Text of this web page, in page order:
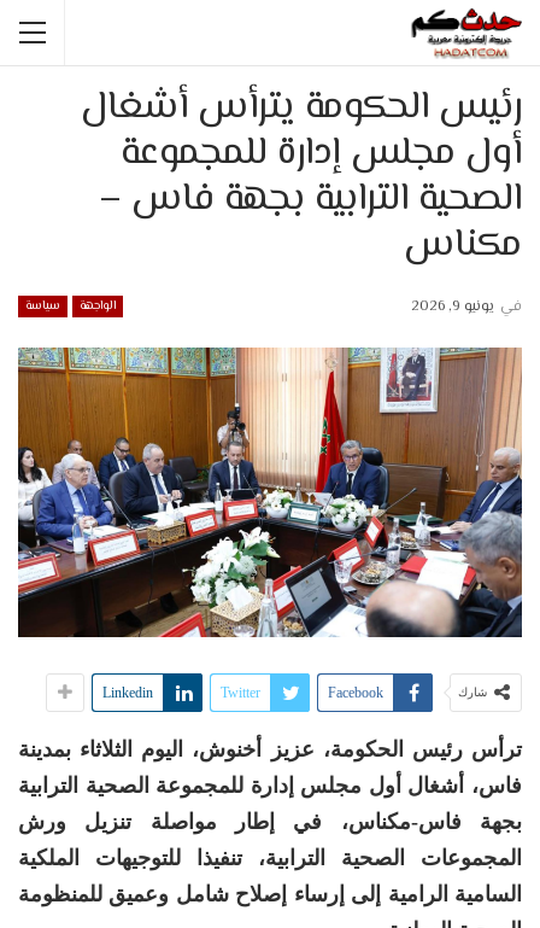
رئيس الحكومة يترأس أشغال
أول مجلس إدارة للمجموعة
الصحية الترابية بجهة فاس –
مكناس
الواجهة سياسة في يونيو 9, 2026
شارك Facebook
Twitter
Linkedin
ترأس رئيس الحكومة، عزيز أخنوش، اليوم الثلاثاء بمدينة
فاس، أشغال أول مجلس إدارة للمجموعة الصحية الترابية
بجهة فاس-مكناس، في إطار مواصلة تنزيل ورش
المجموعات الصحية الترابية، تنفيذا للتوجيهات الملكية
السامية الرامية إلى إرساء إصلاح شامل وعميق للمنظومة